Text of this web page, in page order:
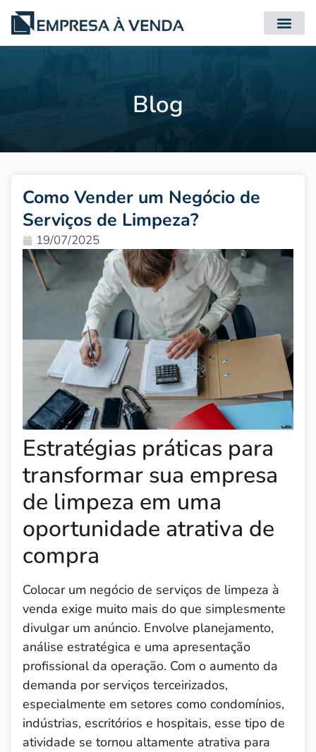
Blog
Como Vender um Negócio de
Serviços de Limpeza?
19/07/2025
Estratégias práticas para
transformar sua empresa
de limpeza em uma
oportunidade atrativa de
compra
Colocar um negócio de serviços de limpeza à
venda exige muito mais do que simplesmente
divulgar um anúncio. Envolve planejamento,
análise estratégica e uma apresentação
profissional da operação. Com o aumento da
demanda por serviços terceirizados,
especialmente em setores como condomínios,
indústrias, escritórios e hospitais, esse tipo de
atividade se tornou altamente atrativa para